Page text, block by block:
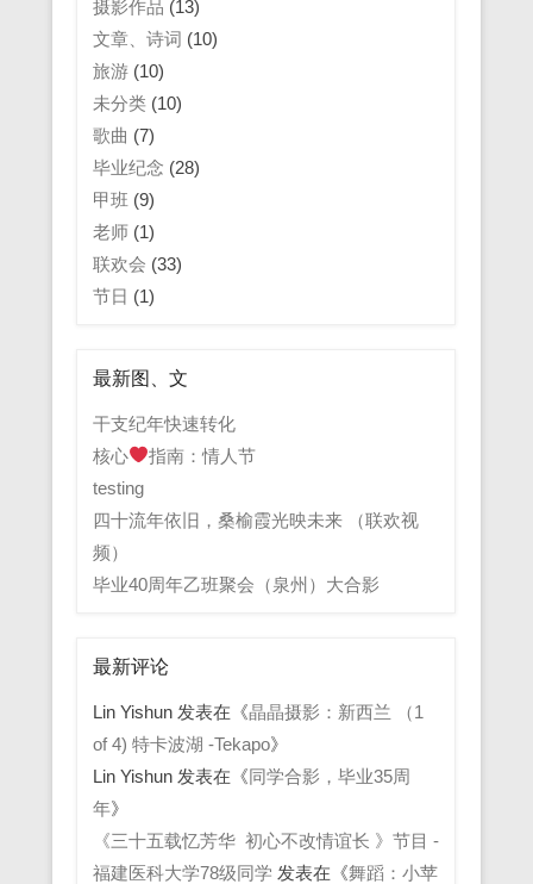
摄影作品 (13)
文章、诗词 (10)
旅游(10)
未分类(10)
歌曲 (7)
毕业纪念 (28)
甲班 (9)
老师(1)
联欢会 (33)
节日 (1)
最新图、文
干支纪年快速转化
核心
指南：情人节
testing
四十流年依旧，桑榆霞光映未来 （联欢视
频）
毕业40周年乙班聚会（泉州）大合影
最新评论
Lin Yishun发表在《晶晶摄影：新西兰 （1
of 4) 特卡波湖 -Tekapo》
Lin Yishun发表在《同学合影，毕业35周
年》
《三十五载忆芳华 初心不改情谊长 》节目 -
福建医科大学78级同学 发表在《舞蹈：小苹